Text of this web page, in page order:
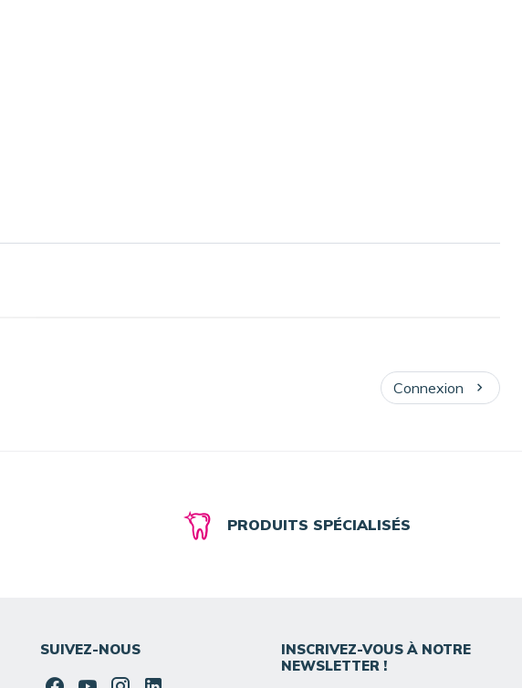
Connexion
PRODUITS SPÉCIALISÉS
SUIVEZ-NOUS
INSCRIVEZ-VOUS À NOTRE
NEWSLETTER !